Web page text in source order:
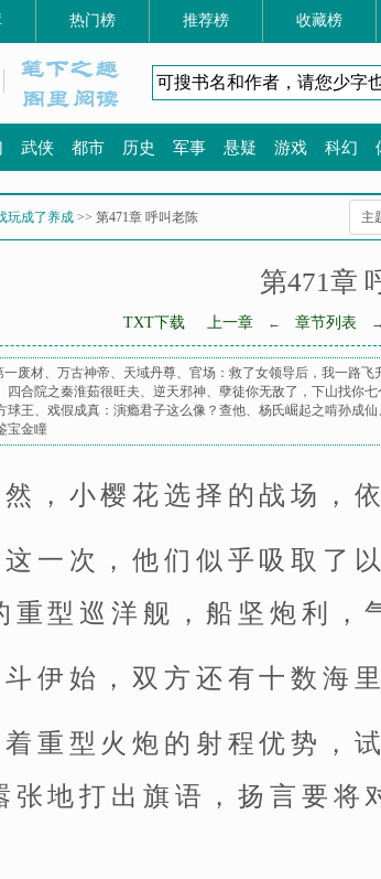
热门榜 推荐榜 收藏榜
武侠 都市 历史 军事 悬疑 游戏 科幻
玩成了养成 >> 第471章 呼叫老陈 主
第471章
TXT下载 上一章 ← 章节列表 →
一废材、 万古神帝、 天域丹尊、 官场：救了女领导后，我一路飞
四合院之秦淮茹很旺夫、 逆天邪神、 孽徒你无敌了，下山找你
球王、 戏假成真：演瘾君子这么像？查他、 杨氏崛起之啃孙成仙
宝金瞳
，小樱花选择的战场，
一次，他们似乎吸取了
重型巡洋舰，船坚炮利，
斗伊始，双方还有十数海
重型火炮的射程优势，
张地打出旗语，扬言要将